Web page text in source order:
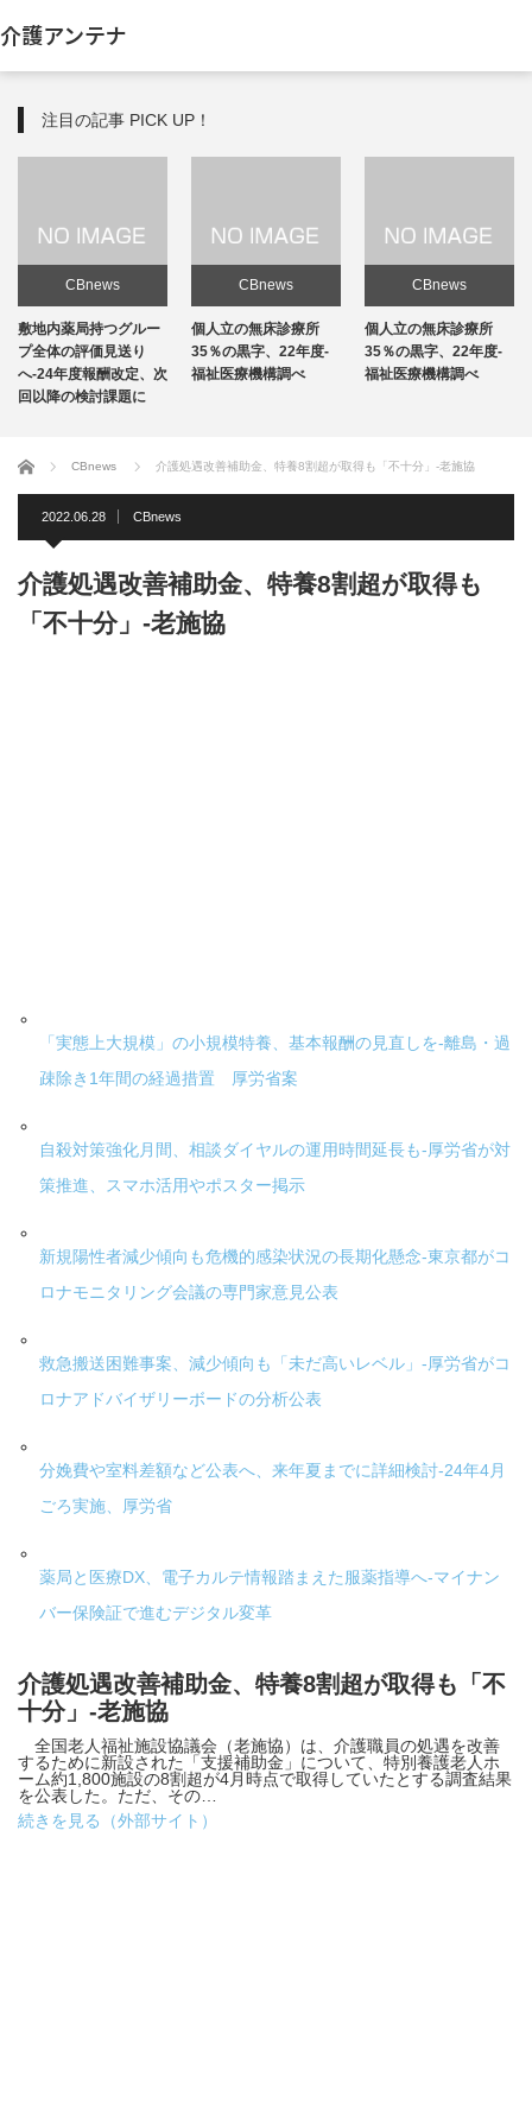
介護アンテナ
注目の記事 PICK UP！
CBnews
敷地内薬局持つグルー
プ全体の評価見送り
へ-24年度報酬改定、次
回以降の検討課題に
CBnews
個人立の無床診療所
35％の黒字、22年度-
福祉医療機構調べ
CBnews
個人立の無床診療所
35％の黒字、22年度-
福祉医療機構調べ
ホーム CBnews 介護処遇改善補助金、特養8割超が取得も「不十分」-老施協
2022.06.28 CBnews
介護処遇改善補助金、特養8割超が取得も
「不十分」-老施協
「実態上大規模」の小規模特養、基本報酬の見直しを-離島・過
疎除き1年間の経過措置 厚労省案
自殺対策強化月間、相談ダイヤルの運用時間延長も-厚労省が対
策推進、スマホ活用やポスター掲示
新規陽性者減少傾向も危機的感染状況の長期化懸念-東京都がコ
ロナモニタリング会議の専門家意見公表
救急搬送困難事案、減少傾向も「未だ高いレベル」-厚労省がコ
ロナアドバイザリーボードの分析公表
分娩費や室料差額など公表へ、来年夏までに詳細検討-24年4月
ごろ実施、厚労省
薬局と医療DX、電子カルテ情報踏まえた服薬指導へ-マイナン
バー保険証で進むデジタル変革
介護処遇改善補助金、特養8割超が取得も「不
十分」-老施協
全国老人福祉施設協議会（老施協）は、介護職員の処遇を改善
するために新設された「支援補助金」について、特別養護老人ホ
ーム約1,800施設の8割超が4月時点で取得していたとする調査結果
を公表した。ただ、その…
続きを見る（外部サイト）